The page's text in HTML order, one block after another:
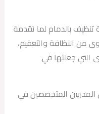
بالدمام لما تقدمة
النظافة والتعقيم،
التي جعلتها في
المدربين المتخصصين في